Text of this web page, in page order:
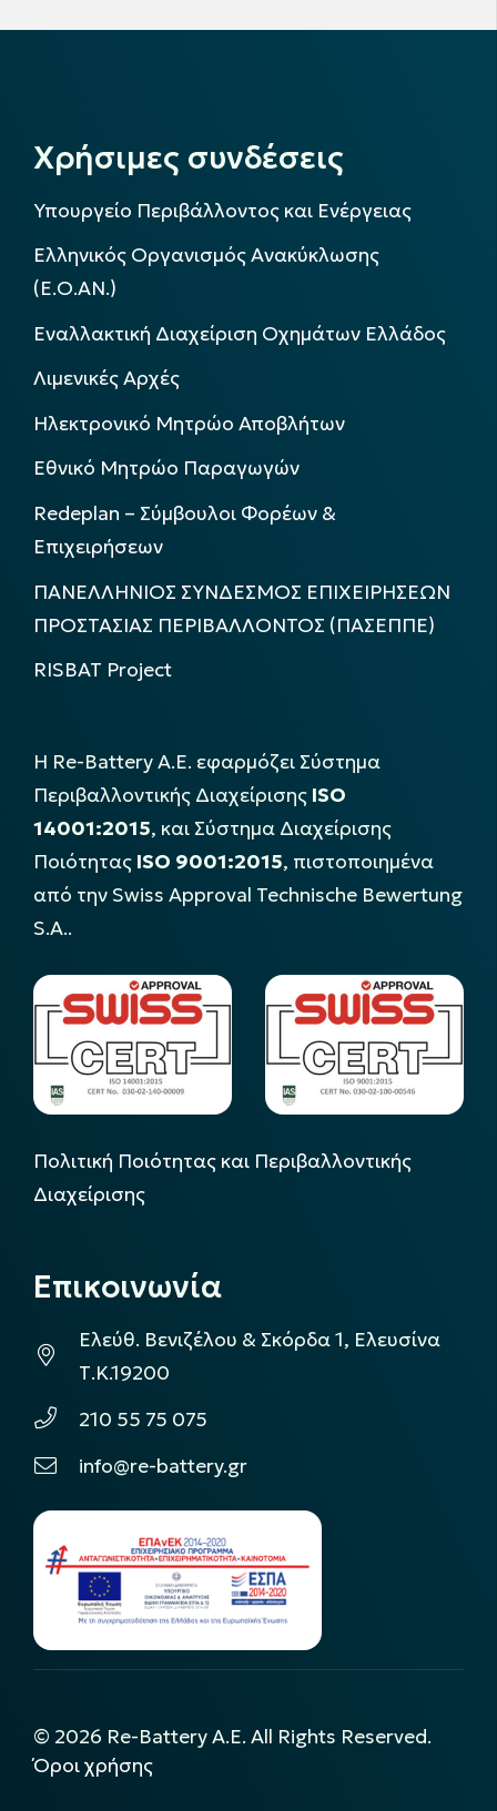
Χρήσιμες συνδέσεις
Υπουργείο Περιβάλλοντος και Ενέργειας
Ελληνικός Οργανισμός Ανακύκλωσης
(Ε.Ο.ΑΝ.)
Εναλλακτική Διαχείριση Οχημάτων Ελλάδος
Λιμενικές Αρχές
Ηλεκτρονικό Μητρώο Αποβλήτων
Εθνικό Μητρώο Παραγωγών
Redeplan – Σύμβουλοι Φορέων &
Επιχειρήσεων
ΠΑΝΕΛΛΗΝΙΟΣ ΣΥΝΔΕΣΜΟΣ ΕΠΙΧΕΙΡΗΣΕΩΝ
ΠΡΟΣΤΑΣΙΑΣ ΠΕΡΙΒΑΛΛΟΝΤΟΣ (ΠΑΣΕΠΠΕ)
RISBAT Project
Η Re-Battery Α.Ε. εφαρμόζει Σύστημα
Περιβαλλοντικής Διαχείρισης ISO
14001:2015, και Σύστημα Διαχείρισης
Ποιότητας ISO 9001:2015, πιστοποιημένα
από την Swiss Approval Technische Bewertung
S.A..
Πολιτική Ποιότητας και Περιβαλλοντικής
Διαχείρισης
Επικοινωνία
Ελεύθ. Βενιζέλου & Σκόρδα 1, Ελευσίνα
Τ.Κ.19200
210 55 75 075
info@re-battery.gr
© 2026 Re-Battery A.E. All Rights Reserved.
Όροι χρήσης